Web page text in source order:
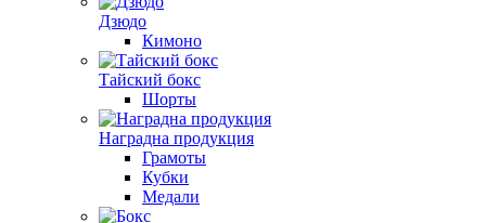
Дзюдо
Кимоно
Тайский бокс
Шорты
Наградна продукция
Грамоты
Кубки
Медали